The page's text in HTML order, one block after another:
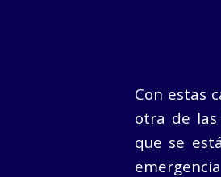
Con estas
otra de las
que se